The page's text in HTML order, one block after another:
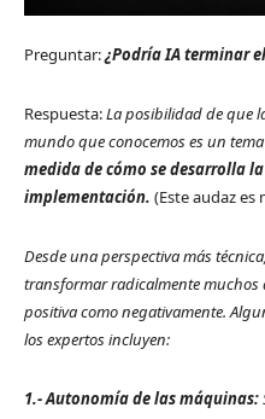
Preguntar:¿Podría IA terminar
Respuesta:La posibilidad de que
mundo que conocemos es un
medida de cómo se desarrolla
implementación. (Este audaz es
Desde una perspectiva más
transformar radicalmente
positiva como negativamente.
los expertos incluyen:
1.- Autonomía de las máquinas: